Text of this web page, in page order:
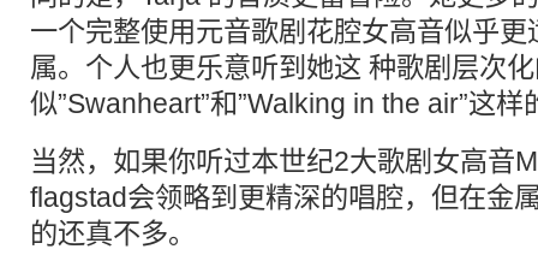
一个完整使用元音歌剧花腔女高音似乎
属。个人也更乐意听到她这 种歌剧层次
似”Swanheart”和”Walking in the air”这样
当然，如果你听过本世纪2大歌剧女高音
flagstad会领略到更精深的唱腔，但在金
的还真不多。